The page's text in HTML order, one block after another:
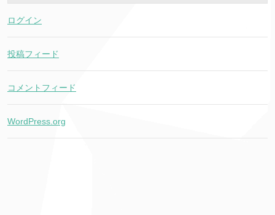
ログイン
投稿フィード
コメントフィード
WordPress.org